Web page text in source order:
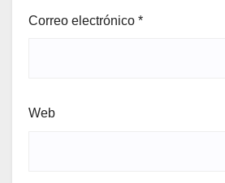
Correo electrónico *
Web